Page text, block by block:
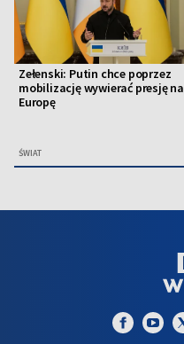
Zełenski: Putin chce poprzez
mobilizację wywierać presję na
Europę
ŚWIAT